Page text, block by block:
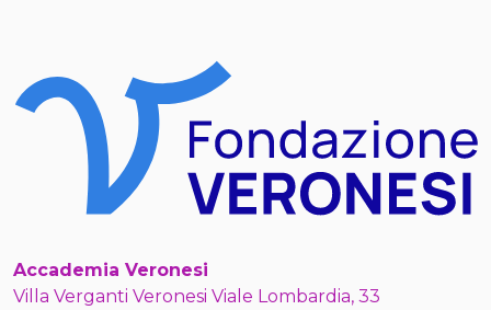
Accademia Veronesi
Villa Verganti Veronesi Viale Lombardia, 33